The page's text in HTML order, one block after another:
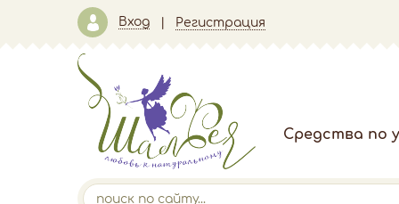
Вход Регистрация
Средства по